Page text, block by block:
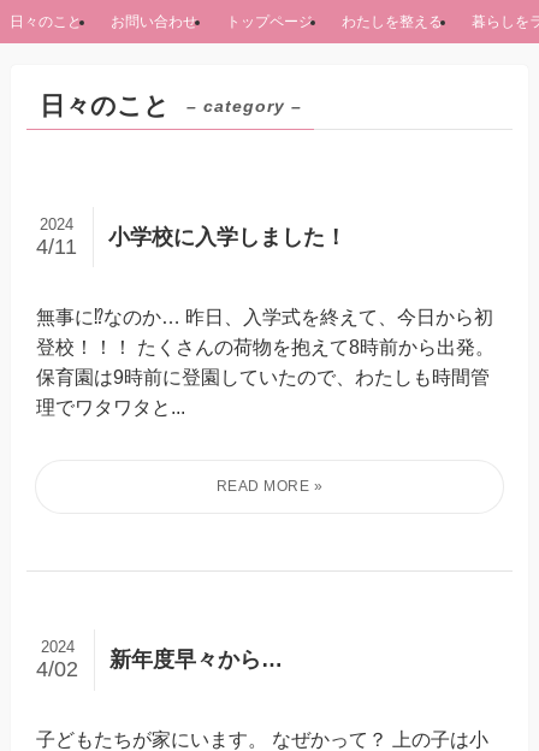
日々のこと お問い合わせ トップページ わたしを整える 暮らしを
日々のこと – category –
小学校に入学しました！
2024
4/11
無事に⁉なのか… 昨日、入学式を終えて、今日から初
登校！！！ たくさんの荷物を抱えて8時前から出発。
保育園は9時前に登園していたので、わたしも時間管
理でワタワタと...
新年度早々から…
2024
4/02
子どもたちが家にいます。 なぜかって？ 上の子は小